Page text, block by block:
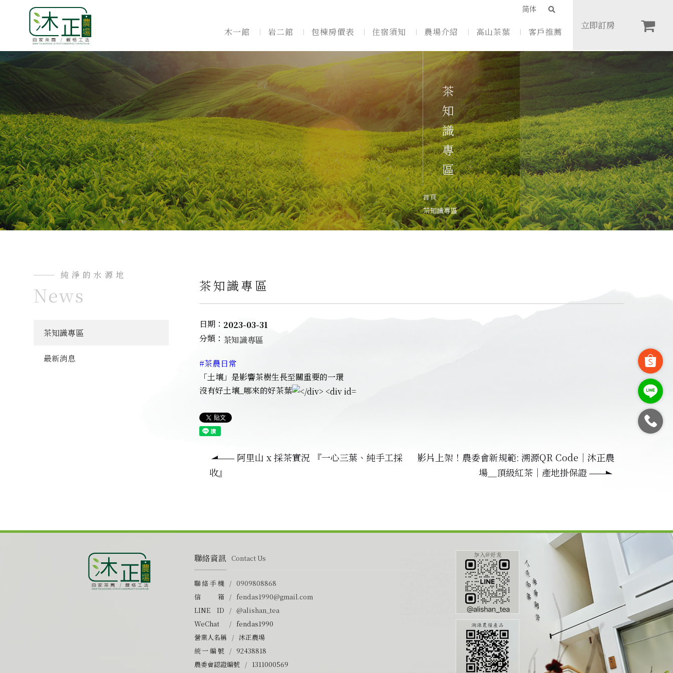
茶農日常＿天然酵素 施作過程 简体
木一館 岩二館 包棟房價表 住宿須知
住宿須知
農場介紹
茶農介紹
茶園介紹
製茶流程
高山茶葉 客戶推薦
立即訂房
茶知識專區
首頁
茶知識專區
純淨的水源地
News
茶知識專區
最新消息
茶知識專區
日期： 2023-03-31
分類： 茶知識專區
#茶農日常
「土壤」是影響茶樹生長至關重要的一環
沒有好土壤_哪來的好茶葉
阿里山 x 採茶實況 『一心三葉、純手工採
收』
影片上架！農委會新規範: 溯源QR Code｜沐正農
場＿頂級紅茶｜產地掛保證
聯絡資訊 Contact Us
聯絡手機
0909808868
信箱
fendas1990@gmail.com
LINE ID
@alishan_tea
WeChat
fendas1990
營業人名稱
沐正農場
統一編號
92438818
農委會認證編號
1311000569